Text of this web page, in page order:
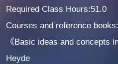
Required Class Hours:51.0
Courses and reference
《Basic ideas and concepts
Heyde